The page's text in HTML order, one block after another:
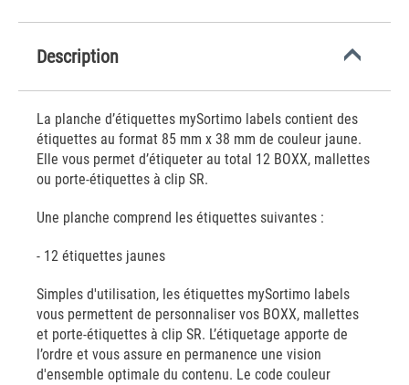
Description
La planche d’étiquettes mySortimo labels contient des
étiquettes au format 85 mm x 38 mm de couleur jaune.
Elle vous permet d’étiqueter au total 12 BOXX, mallettes
ou porte-étiquettes à clip SR.
Une planche comprend les étiquettes suivantes :
- 12 étiquettes jaunes
Simples d'utilisation, les étiquettes mySortimo labels
vous permettent de personnaliser vos BOXX, mallettes
et porte-étiquettes à clip SR. L’étiquetage apporte de
l’ordre et vous assure en permanence une vision
d'ensemble optimale du contenu. Le code couleur